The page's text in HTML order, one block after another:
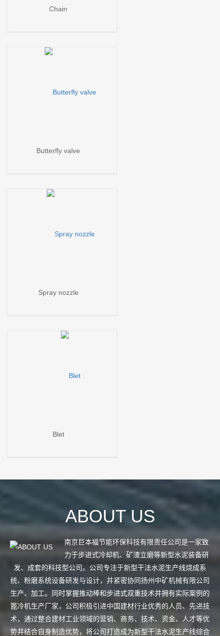
Chain
Butterfly valve
Spray nozzle
Blet
ABOUT US
南京巨本福节能环保科技有限责任公司是一家致
力于步进式冷却机、矿渣立磨等新型水泥装备研
发、成套的科技型公司。公司专注于新型干法水泥生产线烧成系
统、粉磨系统设备研发与设计，并紧密协同扬州中矿机械有限公司
生产、加工。同时掌握推动棒和步进式双重技术并拥有实际案例的
篦冷机生产厂家，公司积极引进中国建材行业优秀的人员、先进技
术，通过整合建材工业领域的营销、商务、技术、资金、人才等优
势并结合自身制造优势，将公司打造成为新型干法水泥生产线综合